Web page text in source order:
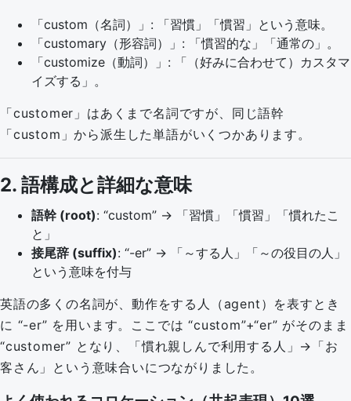
「custom（名詞）」: 「習慣」「慣習」という意味。
「customary（形容詞）」: 「慣習的な」「通常の」。
「customize（動詞）」: 「（好みに合わせて）カスタマ
イズする」。
「customer」はあくまで名詞ですが、同じ語幹
「custom」から派生した単語がいくつかあります。
2. 語構成と詳細な意味
語幹 (root): “custom” → 「習慣」「慣習」「慣れたこ
と」
接尾辞 (suffix): “-er” → 「～する人」「～の役目の人」
という意味を付与
英語の多くの名詞が、動作をする人（agent）を表すとき
に “-er” を用います。ここでは “custom”+“er” がそのまま
“customer” となり、「慣れ親しんで利用する人」→「お
客さん」という意味合いにつながりました。